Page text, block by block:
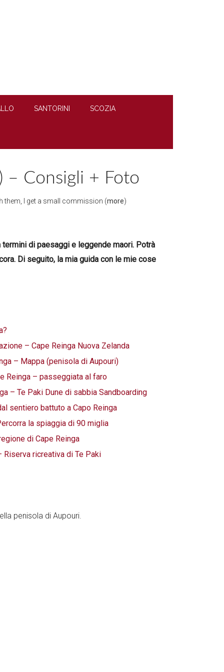
SANTORINI SCOZIA
– Consigli + Foto
them, I get a small commission (more)
di paesaggi e leggende maori. Potrà
Di seguito, la mia guida con le mie cose
– Cape Reinga Nuova Zelanda
– Mappa (penisola di Aupouri)
Reinga – passeggiata al faro
– Te Paki Dune di sabbia Sandboarding
sentiero battuto a Capo Reinga
la spiaggia di 90 miglia
di Cape Reinga
Riserva ricreativa di Te Paki
penisola di Aupouri.